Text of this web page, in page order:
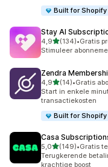
Built for Shopify
Stay AI
4,9van 5 sterren
(134)
134 recensies in
•Gratis
Stimuleer
Zendra
4,9van 5 sterren
(14)
14 recensies in
•Gratis
Start in enkele
transactiekosten
Built for Shopify
Casa
5,0van 5 sterren
(149)
149 recensies in
•Gratis
Terugkerende
krachtige boost